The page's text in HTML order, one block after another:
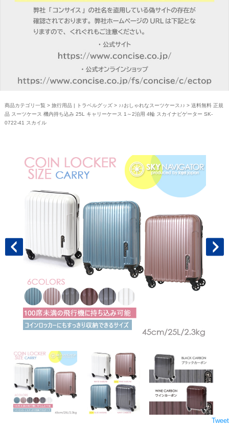
商品カテゴリ一覧 > 旅行用品 | トラベルグッズ> ♪♪おしゃれなスーツケース♪♪ > 送料無料 正規
品 スーツケース 機内持ち込み 25L キャリーケース 1～2泊用 4輪 スカイナビゲーター SK-
0722-41 スカイル
Tweet